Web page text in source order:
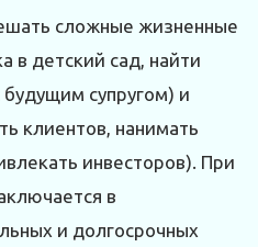
сложные жизненные
в детский сад, найти
будущим супругом) и
клиентов, нанимать
инвесторов). При
в
и долгосрочных